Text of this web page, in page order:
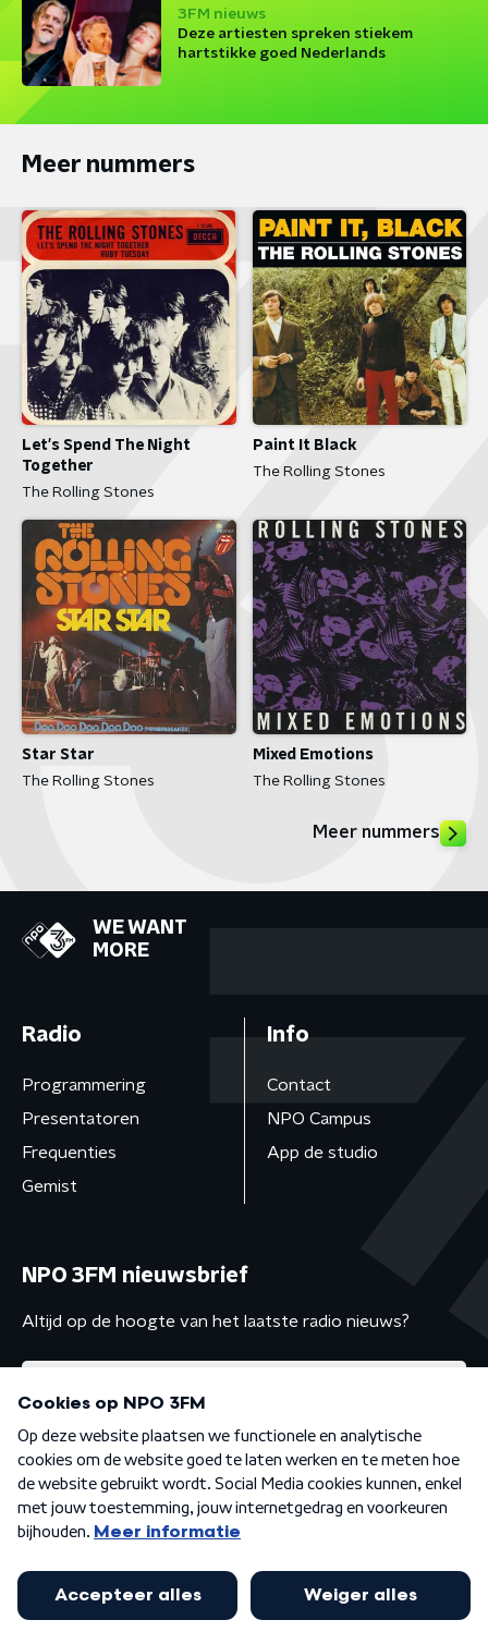
3FM nieuws
Deze artiesten spreken stiekem
hartstikke goed Nederlands
Meer nummers
Let's Spend The Night
Together
The Rolling Stones
Paint It Black
The Rolling Stones
Star Star
The Rolling Stones
Mixed Emotions
The Rolling Stones
Meer nummers
WE WANT
MORE
Radio
Programmering
Presentatoren
Frequenties
Gemist
Info
Contact
NPO Campus
App de studio
NPO 3FM nieuwsbrief
Altijd op de hoogte van het laatste radio nieuws?
Algemene voorwaarden Privacybeleid